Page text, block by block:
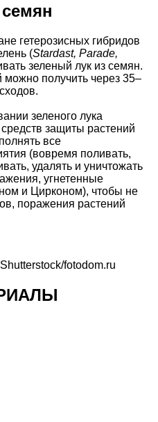
гетерозисных гибридов
(Stardast, Parade,
зеленый лук из семян.
получить через 35–
зеленого лука
защиты растений
все
(вовремя поливать,
удалять и уничтожать
угнетенные
и Цирконом), чтобы не
поражения растений
fotodom.ru